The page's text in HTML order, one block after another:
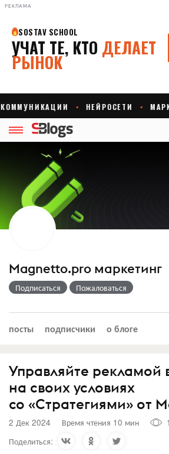
РЕКЛАМА
Magnetto.pro маркетинг
Подписаться Пожаловаться
посты подписчики о блоге
Управляйте рекламой
на своих условиях
со «Стратегиями» от
2 Дек 2024 Время чтения 10 мин
Поделиться: